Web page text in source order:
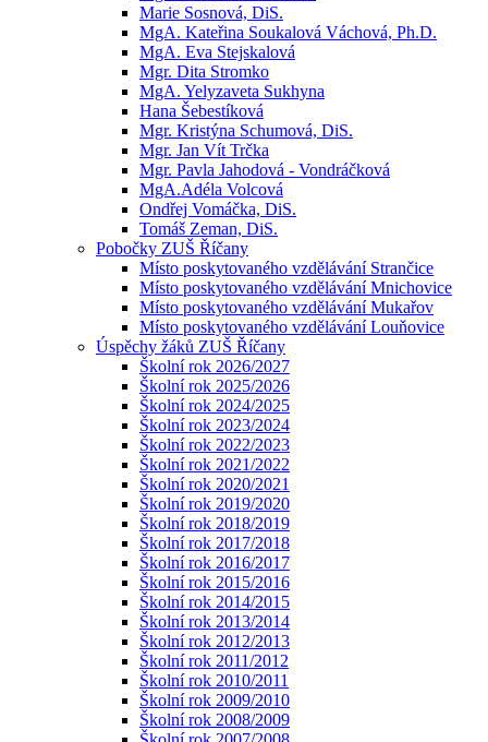
Marie Sosnová, DiS.
MgA. Kateřina Soukalová Váchová, Ph.D.
MgA. Eva Stejskalová
Mgr. Dita Stromko
MgA. Yelyzaveta Sukhyna
Hana Šebestíková
Mgr. Kristýna Schumová, DiS.
Mgr. Jan Vít Trčka
Mgr. Pavla Jahodová - Vondráčková
MgA.Adéla Volcová
Ondřej Vomáčka, DiS.
Tomáš Zeman, DiS.
Pobočky ZUŠ Říčany
Místo poskytovaného vzdělávání Strančice
Místo poskytovaného vzdělávání Mnichovice
Místo poskytovaného vzdělávání Mukařov
Místo poskytovaného vzdělávání Louňovice
Úspěchy žáků ZUŠ Říčany
Školní rok 2026/2027
Školní rok 2025/2026
Školní rok 2024/2025
Školní rok 2023/2024
Školní rok 2022/2023
Školní rok 2021/2022
Školní rok 2020/2021
Školní rok 2019/2020
Školní rok 2018/2019
Školní rok 2017/2018
Školní rok 2016/2017
Školní rok 2015/2016
Školní rok 2014/2015
Školní rok 2013/2014
Školní rok 2012/2013
Školní rok 2011/2012
Školní rok 2010/2011
Školní rok 2009/2010
Školní rok 2008/2009